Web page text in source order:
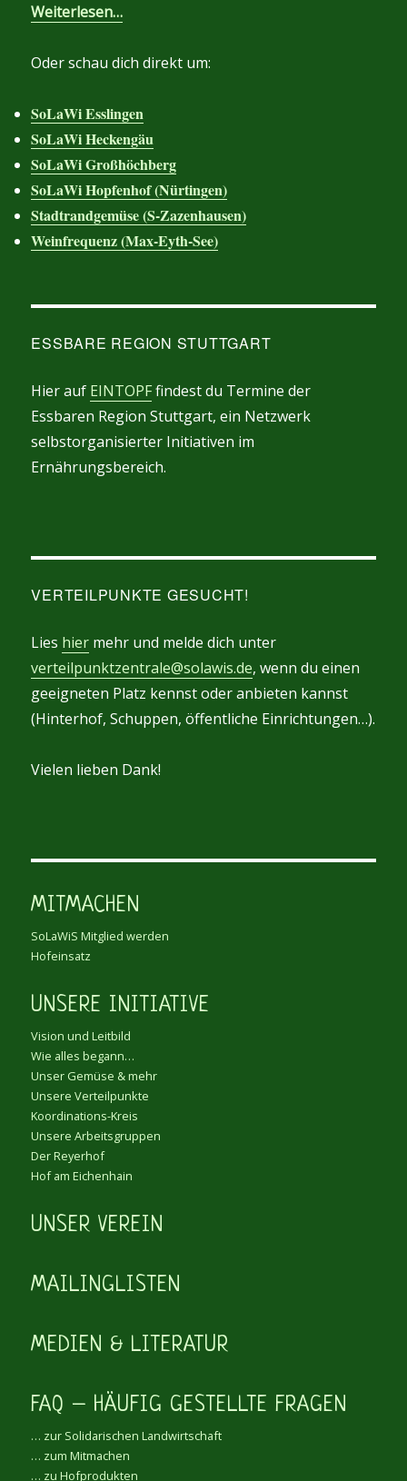
Weiterlesen…
Oder schau dich direkt um:
SoLaWi Esslingen
SoLaWi Heckengäu
SoLaWi Großhöchberg
SoLaWi Hopfenhof (Nürtingen)
Stadtrandgemüse (S-Zazenhausen)
Weinfrequenz (Max-Eyth-See)
ESSBARE REGION STUTTGART
Hier auf EINTOPFfindest du Termine der
Essbaren Region Stuttgart, ein Netzwerk
selbstorganisierter Initiativen im
Ernährungsbereich.
VERTEILPUNKTE GESUCHT!
Lies hier mehr und melde dich unter
verteilpunktzentrale@solawis.de, wenn du einen
geeigneten Platz kennst oder anbieten kannst
(Hinterhof, Schuppen, öffentliche Einrichtungen…).
Vielen lieben Dank!
MITMACHEN
SoLaWiS Mitglied werden
Hofeinsatz
UNSERE INITIATIVE
Vision und Leitbild
Wie alles begann…
Unser Gemüse & mehr
Unsere Verteilpunkte
Koordinations-Kreis
Unsere Arbeitsgruppen
Der Reyerhof
Hof am Eichenhain
UNSER VEREIN
MAILINGLISTEN
MEDIEN & LITERATUR
FAQ – HÄUFIG GESTELLTE FRAGEN
… zur Solidarischen Landwirtschaft
… zum Mitmachen
… zu Hofprodukten